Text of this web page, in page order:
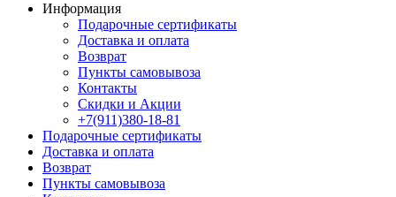
Информация
Подарочные сертификаты
Доставка и оплата
Возврат
Пункты самовывоза
Контакты
Скидки и Акции
+7(911)380-18-81
Подарочные сертификаты
Доставка и оплата
Возврат
Пункты самовывоза